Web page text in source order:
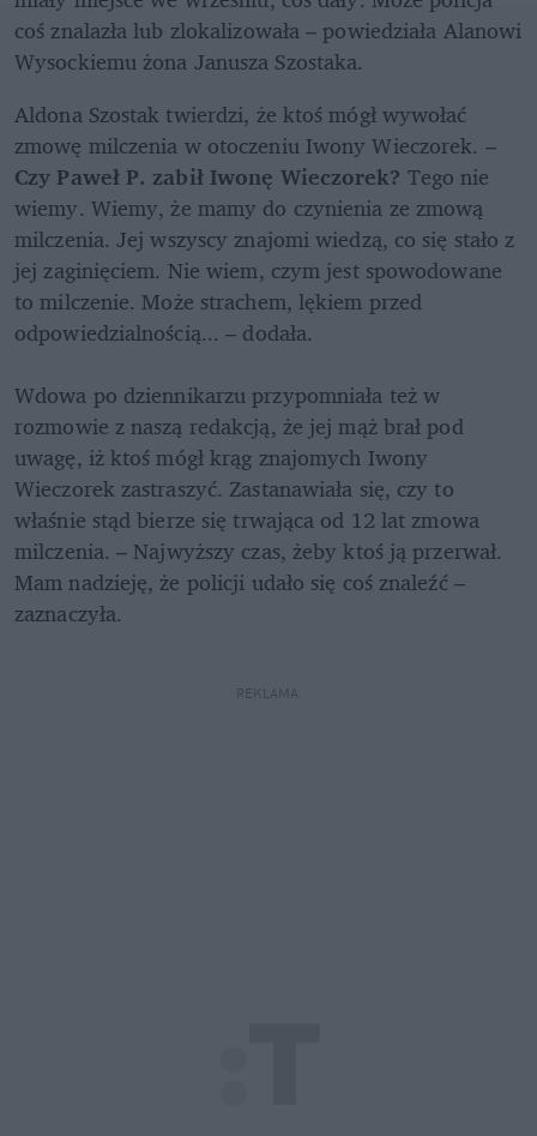
coś znalazła lub zlokalizowała – powiedziała Alanowi
Wysockiemu żona Janusza Szostaka.
Aldona Szostak twierdzi, że ktoś mógł wywołać
zmowę milczenia w otoczeniu Iwony Wieczorek. –
Czy Paweł P. zabił Iwonę Wieczorek? Tego nie
wiemy. Wiemy, że mamy do czynienia ze zmową
milczenia. Jej wszyscy znajomi wiedzą, co się stało z
jej zaginięciem. Nie wiem, czym jest spowodowane
to milczenie. Może strachem, lękiem przed
odpowiedzialnością... – dodała.
Wdowa po dziennikarzu przypomniała też w
rozmowie z naszą redakcją, że jej mąż brał pod
uwagę, iż ktoś mógł krąg znajomych Iwony
Wieczorek zastraszyć. Zastanawiała się, czy to
właśnie stąd bierze się trwająca od 12 lat zmowa
milczenia. – Najwyższy czas, żeby ktoś ją przerwał.
Mam nadzieję, że policji udało się coś znaleźć –
zaznaczyła.
REKLAMA